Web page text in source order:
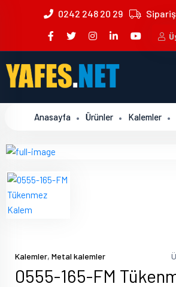
0242 248 20 29
Anasayfa Ürünler Kalemler
Kalemler, Metal kalemler
0555-165-FM